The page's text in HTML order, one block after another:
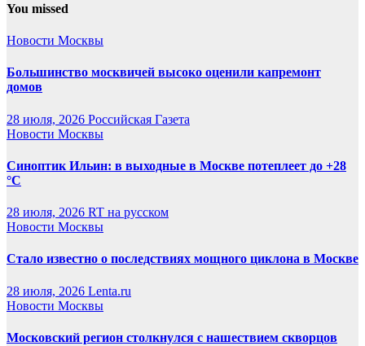
You missed
Новости Москвы
Большинство москвичей высоко оценили капремонт
домов
28 июля, 2026 Российская Газета
Новости Москвы
Синоптик Ильин: в выходные в Москве потеплеет до +28
°C
28 июля, 2026 RT на русском
Новости Москвы
Стало известно о последствиях мощного циклона в Москве
28 июля, 2026 Lenta.ru
Новости Москвы
Московский регион столкнулся с нашествием скворцов